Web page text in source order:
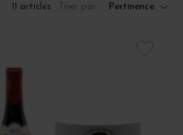
Trier par : Pertinence
11 articles